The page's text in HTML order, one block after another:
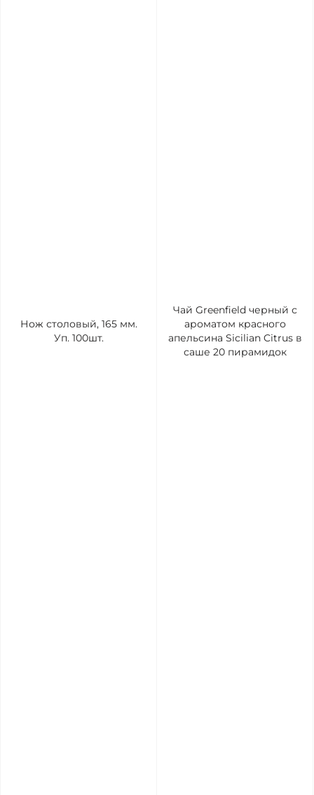
Нож столовый, 165 мм.
Уп. 100шт.
Чай Greenfield черный с
ароматом красного
апельсина Sicilian Citrus в
саше 20 пирамидок